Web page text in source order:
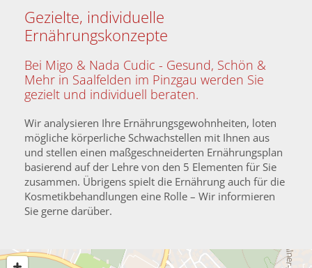
Gezielte, individuelle
Ernährungskonzepte
Bei Migo & Nada Cudic - Gesund, Schön &
Mehr in Saalfelden im Pinzgau werden Sie
gezielt und individuell beraten.
Wir analysieren Ihre Ernährungsgewohnheiten, loten
mögliche körperliche Schwachstellen mit Ihnen aus
und stellen einen maßgeschneiderten Ernährungsplan
basierend auf der Lehre von den 5 Elementen für Sie
zusammen. Übrigens spielt die Ernährung auch für die
Kosmetikbehandlungen eine Rolle – Wir informieren
Sie gerne darüber.